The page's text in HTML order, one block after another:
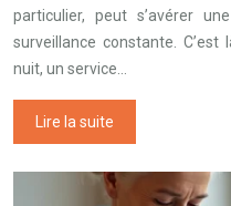
particulier, peut s’avérer
surveillance constante.
nuit, un service…
Lire la suite